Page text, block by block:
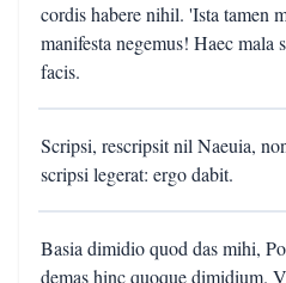
cordis habere nihil. 'Ista tamen
manifesta negemus! Haec mala
facis.
Scripsi, rescripsit nil Naeuia,
scripsi legerat: ergo dabit.
Basia dimidio quod das mihi,
demas hinc quoque dimidium.